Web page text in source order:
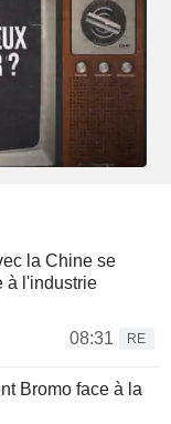
la Chine se
à l'industrie
08:31
RE
Bromo face à la